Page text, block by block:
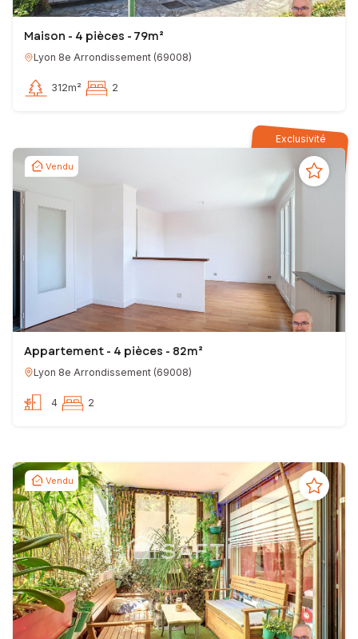
Maison - 4 pièces - 79m²
Lyon 8e Arrondissement (69008)
312m² 2
Exclusivité
Vendu
Appartement - 4 pièces - 82m²
Lyon 8e Arrondissement (69008)
4 2
Vendu